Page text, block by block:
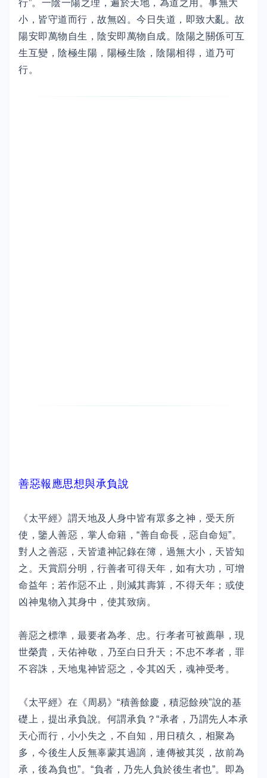
行”。一陰一陽之理，遍於天地，為道之用。事無大
小，皆守道而行，故無凶。今日失道，即致大亂。故
陽安即萬物自生，陰安即萬物自成。陰陽之關係可互
生互變，陰極生陽，陽極生陰，陰陽相得，道乃可
行。
善惡報應思想與承負說
《太平經》謂天地及人身中皆有眾多之神，受天所
使，鑒人善惡，掌人命籍，“善自命長，惡自命短”。
對人之善惡，天皆遣神記錄在簿，過無大小，天皆知
之。天賞罰分明，行善者可得天年，如有大功，可增
命益年；若作惡不止，則減其壽算，不得天年；或使
凶神鬼物入其身中，使其致病。
善惡之標準，最要者為孝、忠。行孝者可被薦舉，現
世榮貴，天佑神敬，乃至白日升天；不忠不孝者，罪
不容誅，天地鬼神皆惡之，令其凶夭，魂神受考。
《太平經》在《周易》“積善餘慶，積惡餘殃”說的基
礎上，提出承負說。何謂承負？“承者，乃謂先人本承
天心而行，小小失之，不自知，用日積久，相聚為
多，今後生人反無辜蒙其過謫，連傳被其災，故前為
承，後為負也”。“負者，乃先人負於後生者也”。即為